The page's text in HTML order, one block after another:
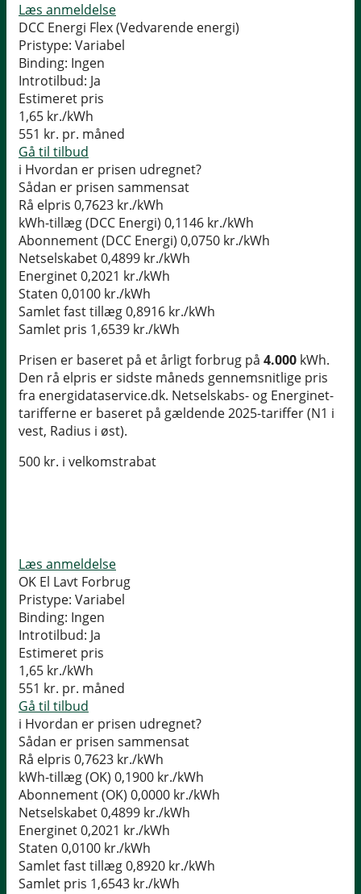
Læs anmeldelse
DCC Energi Flex (Vedvarende energi)
Pristype: Variabel
Binding: Ingen
Introtilbud: Ja
Estimeret pris
1,65 kr./kWh
551 kr. pr. måned
Gå til tilbud
i Hvordan er prisen udregnet?
Sådan er prisen sammensat
Rå elpris 0,7623 kr./kWh
kWh-tillæg (DCC Energi) 0,1146 kr./kWh
Abonnement (DCC Energi) 0,0750 kr./kWh
Netselskabet0,4899 kr./kWh
Energinet0,2021 kr./kWh
Staten 0,0100 kr./kWh
Samlet fast tillæg0,8916 kr./kWh
Samlet pris 1,6539 kr./kWh
Prisen er baseret på et årligt forbrug på 4.000 kWh.
Den rå elpris er sidste måneds gennemsnitlige pris
fra energidataservice.dk. Netselskabs- og Energinet-
tarifferne er baseret på gældende 2025-tariffer (N1 i
vest, Radius i øst).
500 kr. i velkomstrabat
Læs anmeldelse
OK El Lavt Forbrug
Pristype: Variabel
Binding: Ingen
Introtilbud: Ja
Estimeret pris
1,65 kr./kWh
551 kr. pr. måned
Gå til tilbud
i Hvordan er prisen udregnet?
Sådan er prisen sammensat
Rå elpris 0,7623 kr./kWh
kWh-tillæg (OK) 0,1900 kr./kWh
Abonnement (OK) 0,0000 kr./kWh
Netselskabet0,4899 kr./kWh
Energinet0,2021 kr./kWh
Staten 0,0100 kr./kWh
Samlet fast tillæg0,8920 kr./kWh
Samlet pris 1,6543 kr./kWh